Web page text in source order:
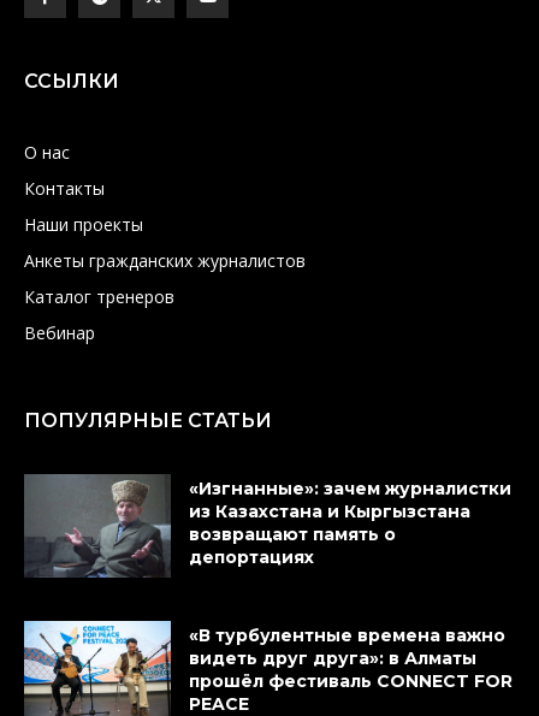
ССЫЛКИ
О нас
Контакты
Наши проекты
Анкеты гражданских журналистов
Каталог тренеров
Вебинар
ПОПУЛЯРНЫЕ СТАТЬИ
«Изгнанные»: зачем журналистки
из Казахстана и Кыргызстана
возвращают память о
депортациях
«В турбулентные времена важно
видеть друг друга»: в Алматы
прошёл фестиваль CONNECT FOR
PEACE